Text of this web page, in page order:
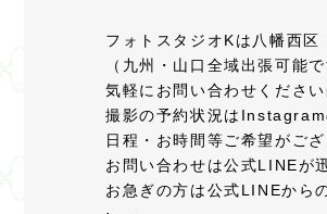
フォトスタジオKは八幡西
（九州・山口全域出張可能
気軽にお問い合わせください
撮影の予約状況は
日程・お時間等ご希望がご
お問い合わせは公式LINEが
お急ぎの方は公式LINEから